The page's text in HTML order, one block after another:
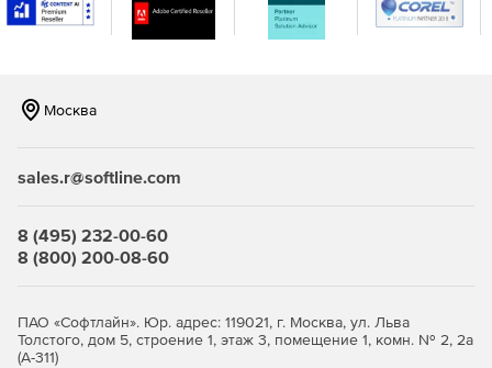
Москва
sales.r@softline.com
8 (495) 232-00-60
8 (800) 200-08-60
ПАО «Софтлайн». Юр. адрес: 119021, г. Москва, ул. Льва
Толстого, дом 5, строение 1, этаж 3, помещение 1, комн. № 2, 2а
(А-311)